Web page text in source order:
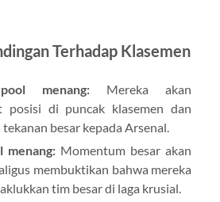
Terhadap Klasemen
menang: Mereka akan
posisi di puncak klasemen dan
besar kepada Arsenal.
menang:Momentum besar akan
membuktikan bahwa mereka
tim besar di laga krusial.